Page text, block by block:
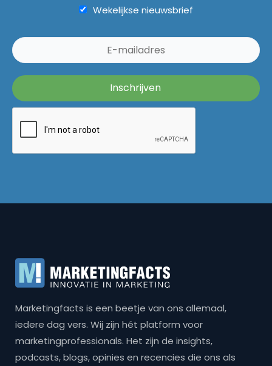
Wekelijkse nieuwsbrief
Marketingfacts is een beetje van ons allemaal,
iedere dag vers. Wij zijn hét platform voor
marketingprofessionals. Het zijn de insights,
podcasts, blogs, opinies en recencies die ons als